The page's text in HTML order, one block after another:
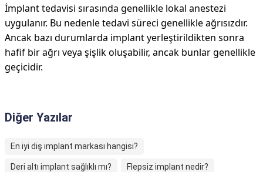
İmplant tedavisi sırasında genellikle lokal anestezi
uygulanır. Bu nedenle tedavi süreci genellikle ağrısızdır.
Ancak bazı durumlarda implant yerleştirildikten sonra
hafif bir ağrı veya şişlik oluşabilir, ancak bunlar genellikle
geçicidir.
Diğer Yazılar
En iyi diş implant markası hangisi?
Deri altı implant sağlıklı mı? Flepsiz implant nedir?